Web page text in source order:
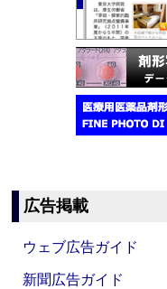
広告掲載
ウェブ広告ガイド
新聞広告ガイド